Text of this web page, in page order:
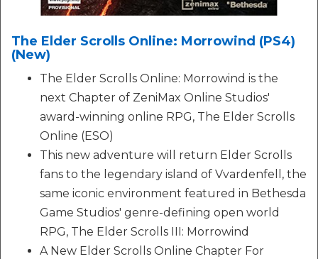
The Elder Scrolls Online: Morrowind (PS4)
(New)
The Elder Scrolls Online: Morrowind is the
next Chapter of ZeniMax Online Studios'
award-winning online RPG, The Elder Scrolls
Online (ESO)
This new adventure will return Elder Scrolls
fans to the legendary island of Vvardenfell, the
same iconic environment featured in Bethesda
Game Studios' genre-defining open world
RPG, The Elder Scrolls III: Morrowind
A New Elder Scrolls Online Chapter For